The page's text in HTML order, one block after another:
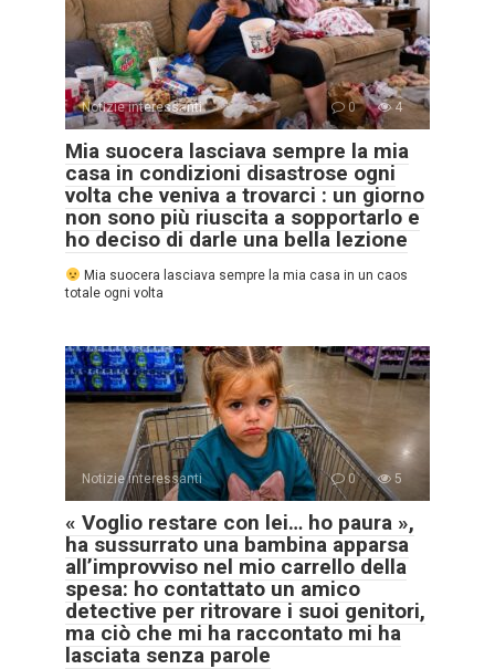
Notizie interessanti 0 4
Mia suocera lasciava sempre la mia
casa in condizioni disastrose ogni
volta che veniva a trovarci : un giorno
non sono più riuscita a sopportarlo e
ho deciso di darle una bella lezione
Mia suocera lasciava sempre la mia casa in un caos
totale ogni volta
Notizie interessanti 0 5
« Voglio restare con lei… ho paura »,
ha sussurrato una bambina apparsa
all’improvviso nel mio carrello della
spesa: ho contattato un amico
detective per ritrovare i suoi genitori,
ma ciò che mi ha raccontato mi ha
lasciata senza parole